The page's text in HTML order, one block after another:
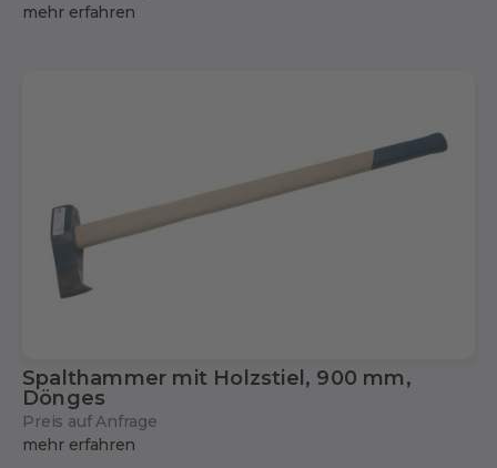
mehr erfahren
Spalthammer mit Holzstiel, 900 mm,
Dönges
Preis auf Anfrage
mehr erfahren